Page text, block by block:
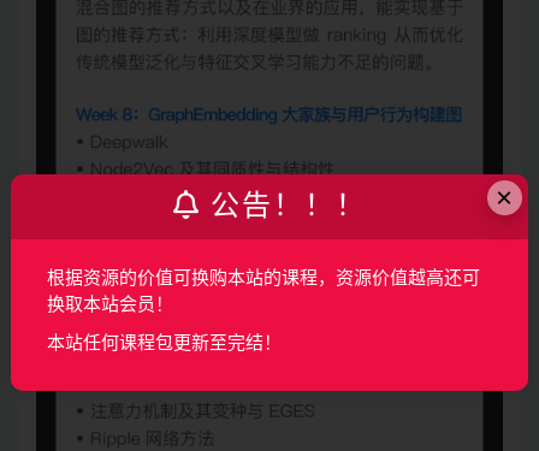
×
公告！！！
根据资源的价值可换购本站的课程，资源价值越高还可
换取本站会员！
本站任何课程包更新至完结！